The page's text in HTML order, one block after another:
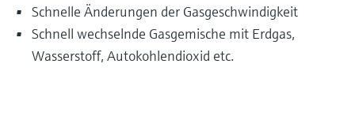
Schnelle Änderungen der Gasgeschwindigkeit
Schnell wechselnde Gasgemische mit Erdgas,
Wasserstoff, Autokohlendioxid etc.